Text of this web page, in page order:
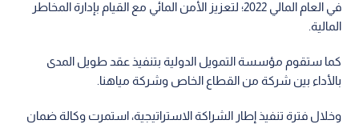
في العام المالي 2022؛ لتعزيز الأمن المائي مع القيام بإدارة المخاطر
المالية.
كما ستقوم مؤسسة التمويل الدولية بتنفيذ عقد طويل المدى
بالأداء بين شركة من القطاع الخاص وشركة مياهنا.
وخلال فترة تنفيذ إطار الشراكة الاستراتيجية، استمرت وكالة ضمان